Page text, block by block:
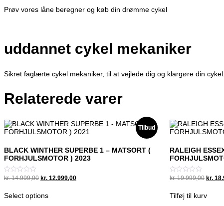
Prøv vores låne beregner og køb din drømme cykel
uddannet cykel mekaniker
Sikret faglærte cykel mekaniker, til at vejlede dig og klargøre din cykel.
Relaterede varer
Tilbud
BLACK WINTHER SUPERBE 1 – MATSORT (
FORHJULSMOTOR ) 2023
Vurderet
af
kr.14.999,00 Original
kr. 14.999,00.
kr. 12.999,00Current
Select options
RALEIGH
Vurderet
af
kr.19.999,00
kr.
kr.
Tilføj til kurv